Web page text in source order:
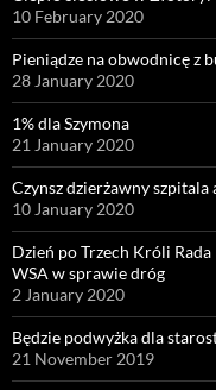
10 February 2020
Pieniądze na obwodnicę z
28 January 2020
1% dla Szymona
21 January 2020
Czynsz dzierżawny
10 January 2020
Dzień po Trzech Króli
WSA w sprawie dróg
2 January 2020
Będzie podwyżka dla
21 November 2019